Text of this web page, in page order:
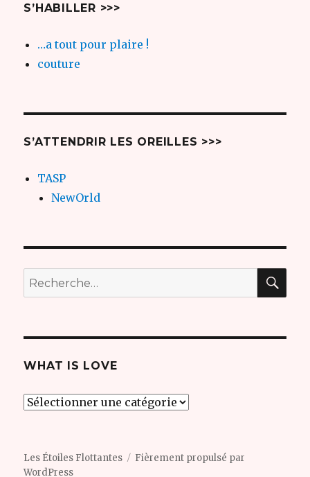
S’HABILLER >>>
…a tout pour plaire !
couture
S’ATTENDRIR LES OREILLES >>>
TASP
NewOrld
Recherche
pour
WHAT IS LOVE
what
Les Étoiles Flottantes
Fièrement propulsé par
WordPress